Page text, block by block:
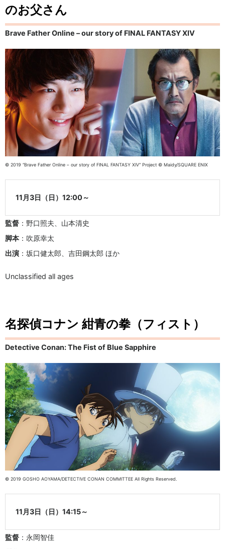
のお父さん
Brave Father Online – our story of FINAL FANTASY XIV
© 2019 “Brave Father Online – our story of FINAL FANTASY XIV” Project © Maidy/SQUARE ENIX
11月3日（日）12:00～
監督 ：野口照夫、山本清史
脚本：吹原幸太
出演 ：坂口健太郎、吉田鋼太郎 ほか
Unclassified all ages
名探偵コナン 紺青の拳（フィスト）
Detective Conan: The Fist of Blue Sapphire
© 2019 GOSHO AOYAMA/DETECTIVE CONAN COMMITTEE All Rights Reserved.
11月3日（日）14:15～
監督 ：永岡智佳